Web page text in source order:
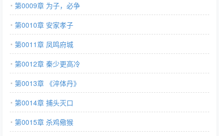
第0009章 为子，必争
第0010章 安家孝子
第0011章 凤鸣府城
第0012章 秦少更高冷
第0013章 《淬体丹》
第0014章 捕头灭口
第0015章 杀鸡儆猴